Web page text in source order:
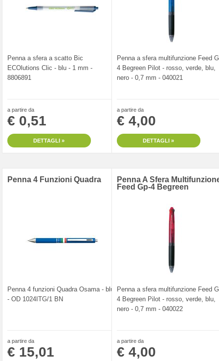
Penna a sfera a scatto Bic
ECOlutions Clic - blu - 1 mm -
8806891
a partire da
€ 0,51
DETTAGLI »
Penna a sfera multifunzione Feed
4 Begreen Pilot - rosso, verde, blu,
nero - 0,7 mm - 040021
a partire da
€ 4,00
DETTAGLI »
Penna 4 Funzioni Quadra
Penna 4 funzioni Quadra Osama - blu
- OD 1024ITG/1 BN
a partire da
€ 15,01
Penna A Sfera
Feed Gp-4 Begreen
Penna a sfera multifunzione Feed
4 Begreen Pilot - rosso, verde, blu,
nero - 0,7 mm - 040022
a partire da
€ 4,00